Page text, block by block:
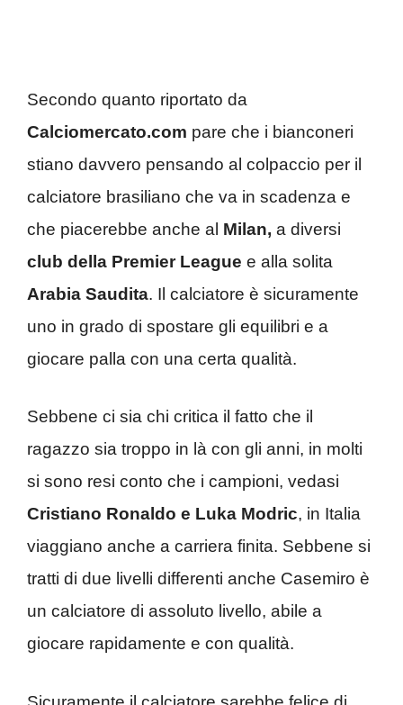
Secondo quanto riportato da
Calciomercato.com pare che i bianconeri
stiano davvero pensando al colpaccio per il
calciatore brasiliano che va in scadenza e
che piacerebbe anche al Milan, a diversi
club della Premier League e alla solita
Arabia Saudita. Il calciatore è sicuramente
uno in grado di spostare gli equilibri e a
giocare palla con una certa qualità.
Sebbene ci sia chi critica il fatto che il
ragazzo sia troppo in là con gli anni, in molti
si sono resi conto che i campioni, vedasi
Cristiano Ronaldo e Luka Modric, in Italia
viaggiano anche a carriera finita. Sebbene si
tratti di due livelli differenti anche Casemiro è
un calciatore di assoluto livello, abile a
giocare rapidamente e con qualità.